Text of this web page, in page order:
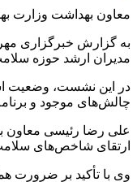
معاون بهداشت وزارت
به گزارش خبرگزاری
مدیران ارشد حوزه
در این نشست، وضعیت
چالش‌های موجود و
علی رضا رئیسی معاون
ارتقای شاخص‌های
وی با تأکید بر ضرورت